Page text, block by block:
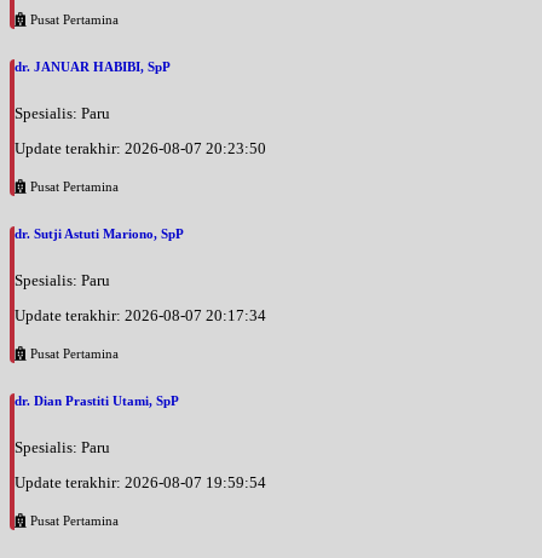
Kamis, 20/08/2026
EKSEKUTIF
Kamis, 20/08/2026
BPJS
Jam 09:00 - 12:00
Jumat, 21/08/2026
Jam 12:00 - 13:00
Jam 08:00 - 10:00
Sabtu, 22/08/2026
BPJS
Pusat Pertamina
dr. JANUAR HABIBI, SpP
Spesialis: Paru
Update terakhir: 2026-08-07 20:23:50
Pusat Pertamina
dr. Sutji Astuti Mariono, SpP
Spesialis: Paru
Update terakhir: 2026-08-07 20:17:34
Pusat Pertamina
dr. Dian Prastiti Utami, SpP
Spesialis: Paru
Update terakhir: 2026-08-07 19:59:54
Pusat Pertamina